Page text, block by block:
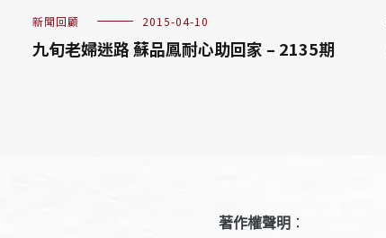
新聞回顧 2015-04-10
九旬老婦迷路 蘇品鳳耐心助回家 – 2135期
著作權聲明 ：